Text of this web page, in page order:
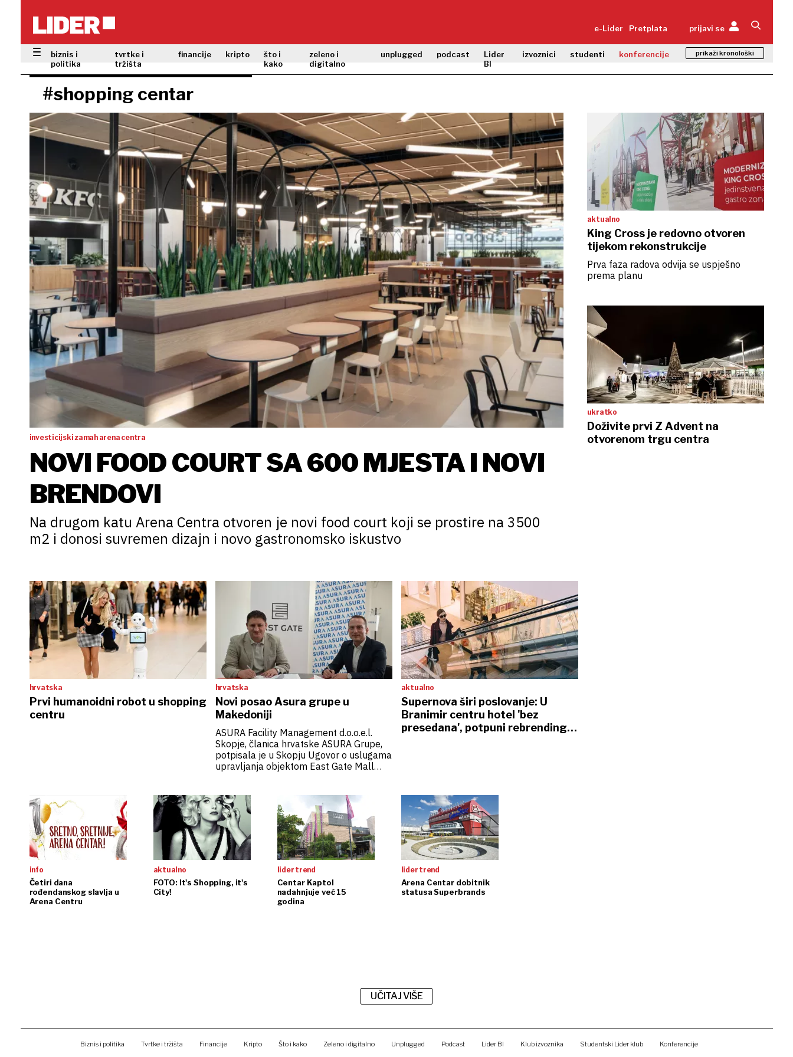
e-Lider Pretplata prijavi se
biznis i
politika
tvrtke i
tržišta
financije kripto
što i
kako
zeleno i
digitalno
unplugged podcast
Lider
BI
izvoznici studenti konferencije prikaži kronološki
#shopping centar
investicijski zamah arena centra
NOVI FOOD COURT SA 600 MJESTA I NOVI
BRENDOVI
Na drugom katu Arena Centra otvoren je novi food court koji se prostire na 3500
m2 i donosi suvremen dizajn i novo gastronomsko iskustvo
aktualno
King Cross je redovno otvoren
tijekom rekonstrukcije
Prva faza radova odvija se uspješno
prema planu
ukratko
Doživite prvi Z Advent na
otvorenom trgu centra
hrvatska
Prvi humanoidni robot u shopping
centru
hrvatska
Novi posao Asura grupe u
Makedoniji
ASURA Facility Management d.o.o.e.l.
Skopje, članica hrvatske ASURA Grupe,
potpisala je u Skopju Ugovor o uslugama
upravljanja objektom East Gate Mall
najvećima i u Jugoistočnoj Europi.
aktualno
Supernova širi poslovanje: U
Branimir centru hotel 'bez
presedana', potpuni rebrending
info
Četiri dana
rođendanskog slavlja u
Arena Centru
aktualno
FOTO: It's Shopping, it's
City!
lider trend
Centar Kaptol
nadahnjuje već 15
godina
lider trend
Arena Centar dobitnik
statusa Superbrands
UČITAJ VIŠE
Biznis i politika Tvrtke i tržišta Financije Kripto Što i kako Zeleno i digitalno Unplugged Podcast Lider BI Klub izvoznika Studentski Lider klub Konferencije